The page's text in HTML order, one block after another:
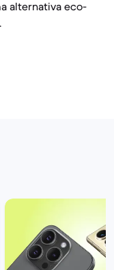
alternativa eco-